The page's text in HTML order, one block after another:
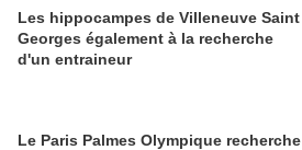
Les hippocampes de Villeneuve Saint
Georges également à la recherche
d'un entraineur
Le Paris Palmes Olympique recherche